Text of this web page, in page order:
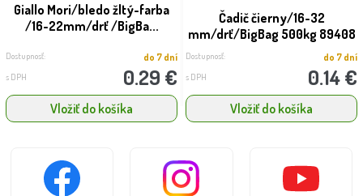
Giallo Mori/bledo žltý-farba
/16-22mm/drť /BigBa...
Dostupnosť: do 7 dní
s DPH 0.29 €
Vložiť do košíka
Čadič čierny/16-32
mm/drť/BigBag 500kg 89408
Dostupnosť: do 7 dní
s DPH 0.14 €
Vložiť do košíka